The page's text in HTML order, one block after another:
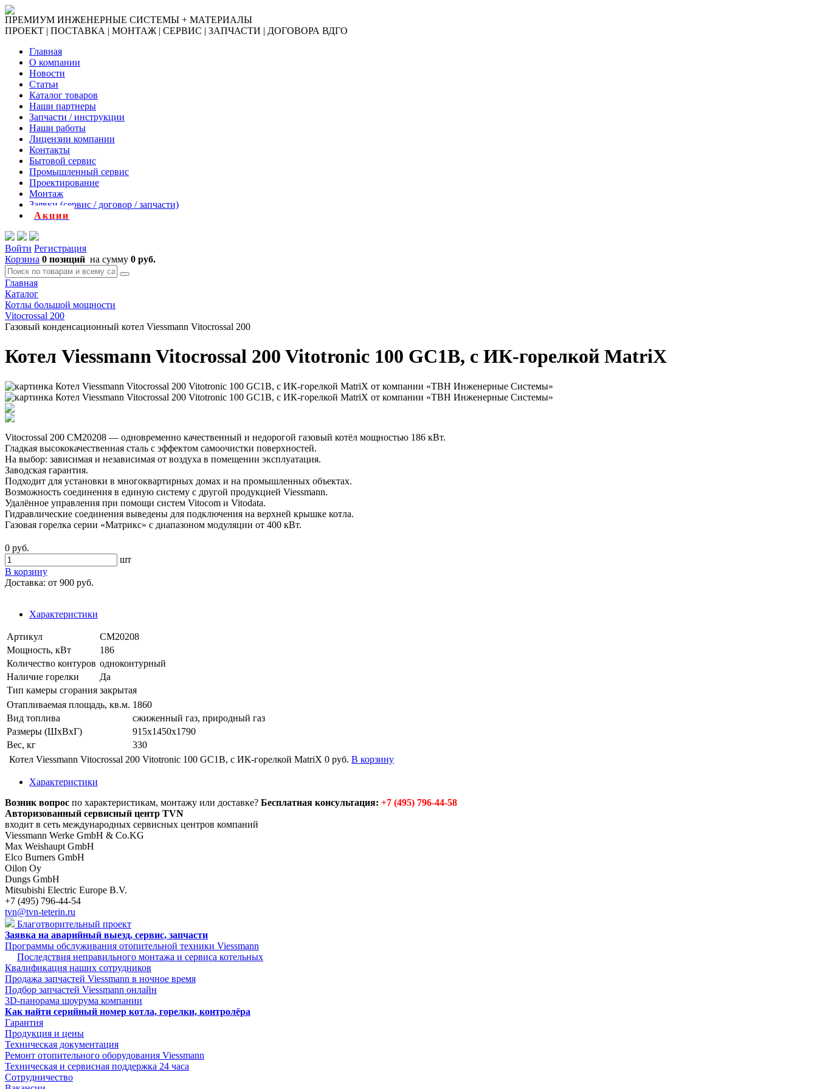
ПРЕМИУМ ИНЖЕНЕРНЫЕ СИСТЕМЫ + МАТЕРИАЛЫ
ПРОЕКТ | ПОСТАВКА | МОНТАЖ | СЕРВИС | ЗАПЧАСТИ | ДОГОВОРА ВДГО
Главная
О компании
Новости
Статьи
Каталог товаров
Наши партнеры
Запчасти / инструкции
Наши работы
Лицензии компании
Контакты
Бытовой сервис
Промышленный сервис
Проектирование
Монтаж
Заявки (сервис / договор / запчасти)
Акции
Войти Регистрация
Корзина 0 позиций на сумму 0 руб.
Главная
Каталог
Котлы большой мощности
Vitocrossal 200
Газовый конденсационный котел Viessmann Vitocrossal 200
Котел Viessmann Vitocrossal 200 Vitotronic 100 GC1B, с ИК-горелкой MatriX
Vitocrossal 200 CM20208 — одновременно качественный и недорогой газовый котёл мощностью 186 кВт.
Гладкая высококачественная сталь с эффектом самоочистки поверхностей.
На выбор: зависимая и независимая от воздуха в помещении эксплуатация.
Заводская гарантия.
Подходит для установки в многоквартирных домах и на промышленных объектах.
Возможность соединения в единую систему с другой продукцией Viessmann.
Удалённое управления при помощи систем Vitocom и Vitodata.
Гидравлические соединения выведены для подключения на верхней крышке котла.
Газовая горелка серии «Матрикс» с диапазоном модуляции от 400 кВт.
0 руб.
шт
В корзину
Доставка: от 900 руб.
Характеристики
Артикул
CM20208
Мощность, кВт
186
Количество контуров одноконтурный
Наличие горелки
Да
Тип камеры сгорания закрытая
Отапливаемая площадь, кв.м. 1860
Вид топлива
сжиженный газ, природный газ
Размеры (ШхВхГ)
915х1450х1790
Вес, кг
330
Котел Viessmann Vitocrossal 200 Vitotronic 100 GC1B, с ИК-горелкой MatriX 0 руб. В корзину
Характеристики
Возник вопрос по характеристикам, монтажу или доставке? Бесплатная консультация: +7 (495) 796-44-58
Авторизованный сервисный центр TVN
входит в сеть международных сервисных центров компаний
Viessmann Werke GmbH & Co.KG
Max Weishaupt GmbH
Elco Burners GmbH
Oilon Oy
Dungs GmbH
Mitsubishi Electric Europe B.V.
+7 (495) 796-44-54
tvn@tvn-teterin.ru
Благотворительный проект
Заявка на аварийный выезд, сервис, запчасти
Программы обслуживания отопительной техники Viessmann
Последствия неправильного монтажа и сервиса котельных
Квалификация наших сотрудников
Продажа запчастей Viessmann в ночное время
Подбор запчастей Viessmann онлайн
3D-панорама шоурума компании
Как найти серийный номер котла, горелки, контролёра
Гарантия
Продукция и цены
Техническая документация
Ремонт отопительного оборудования Viessmann
Техническая и сервисная поддержка 24 часа
Сотрудничество